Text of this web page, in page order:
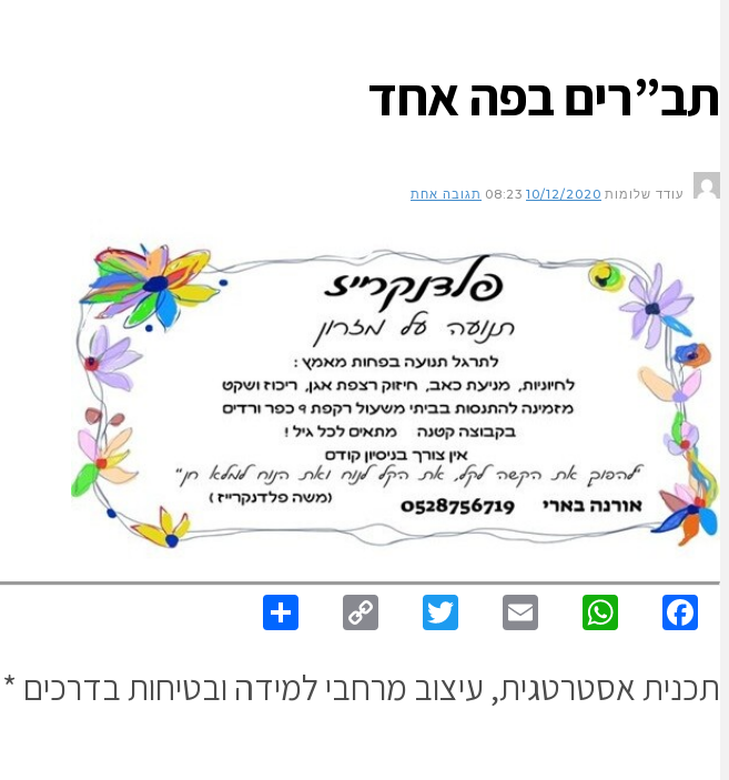
תב”רים בפה אחד
עודד שלומות 10/12/2020
08:23 תגובה אחת
Facebook
WhatsApp
Email
Twitter
Copy
תכנית אסטרטגית, עיצוב מרחבי למידה ובטיחות בדרכים *